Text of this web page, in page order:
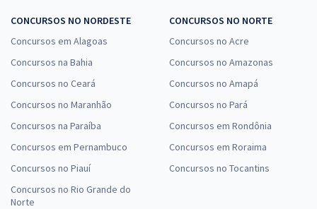
CONCURSOS NO NORDESTE
Concursos em Alagoas
Concursos na Bahia
Concursos no Ceará
Concursos no Maranhão
Concursos na Paraíba
Concursos em Pernambuco
Concursos no Piauí
Concursos no Rio Grande do
Norte
CONCURSOS NO NORTE
Concursos no Acre
Concursos no Amazonas
Concursos no Amapá
Concursos no Pará
Concursos em Rondônia
Concursos em Roraima
Concursos no Tocantins